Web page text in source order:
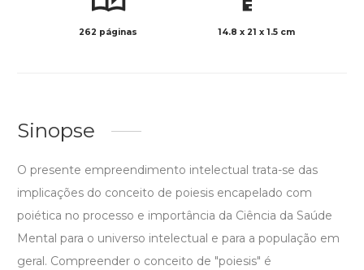
262 páginas 14.8 x 21 x 1.5 cm
Sinopse
O presente empreendimento intelectual trata-se das
implicações do conceito de poiesis encapelado com
poiética no processo e importância da Ciência da Saúde
Mental para o universo intelectual e para a população em
geral. Compreender o conceito de "poiesis" é